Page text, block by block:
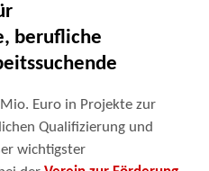
berufliche
Euro in Projekte zur
Qualifizierung und
wichtigster